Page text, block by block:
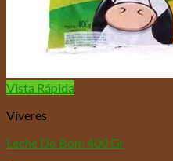
Vista Rápida
Víveres
Leche Do Bom 400 Gr